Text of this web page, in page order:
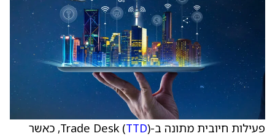
פעילות חיובית מתונה ב-Trade Desk ( TTD
), כאשר